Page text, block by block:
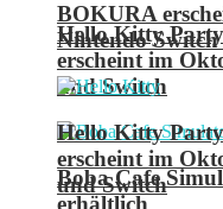
Hello Kitty
erscheint im
und Switch
Boba Cafe
erhältlich
BOKURA
Nintendo Switch
Hello Kitty
erscheint im
und Switch